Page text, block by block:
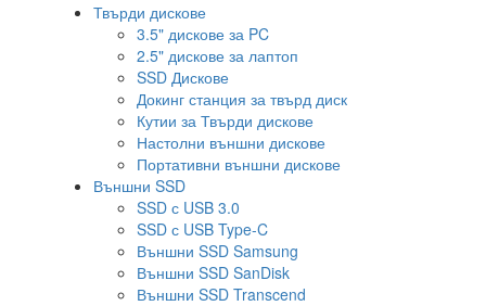
Твърди дискове
3.5" дискове за PC
2.5" дискове за лаптоп
SSD Дискове
Докинг станция за твърд диск
Кутии за Твърди дискове
Настолни външни дискове
Портативни външни дискове
Външни SSD
SSD с USB 3.0
SSD с USB Type-C
Външни SSD Samsung
Външни SSD SanDisk
Външни SSD Transcend